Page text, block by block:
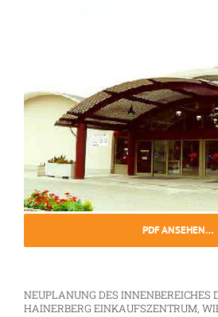
PDF ANSEHEN…
NEUPLANUNG DES INNENBEREICHES
HAINERBERG EINKAUFSZENTRUM,